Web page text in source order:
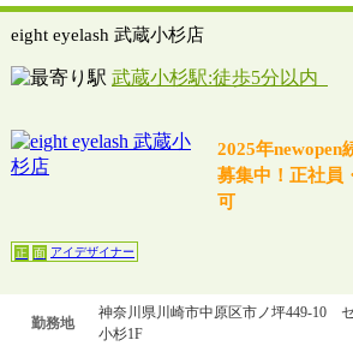
eight eyelash 武蔵小杉店
武蔵小杉駅:徒歩5分以内
2025年
募集中！正社員
可
正 面 アイデザイナー
勤務地
神奈川県川崎市中原区市ノ坪449-10
小杉1F